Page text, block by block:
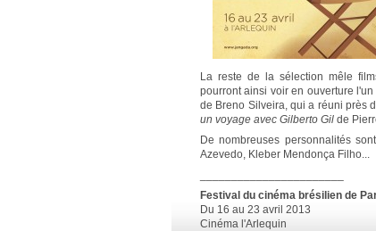
La reste de la sélection mêle
pourront ainsi voir en ouverture
de Breno Silveira, qui a réuni près
un voyage avec Gilberto Gil de
De nombreuses personnalités
Azevedo, Kleber Mendonça Filho...
Festival du cinéma brésilien de
Du 16 au 23 avril 2013
Cinéma l'Arlequin